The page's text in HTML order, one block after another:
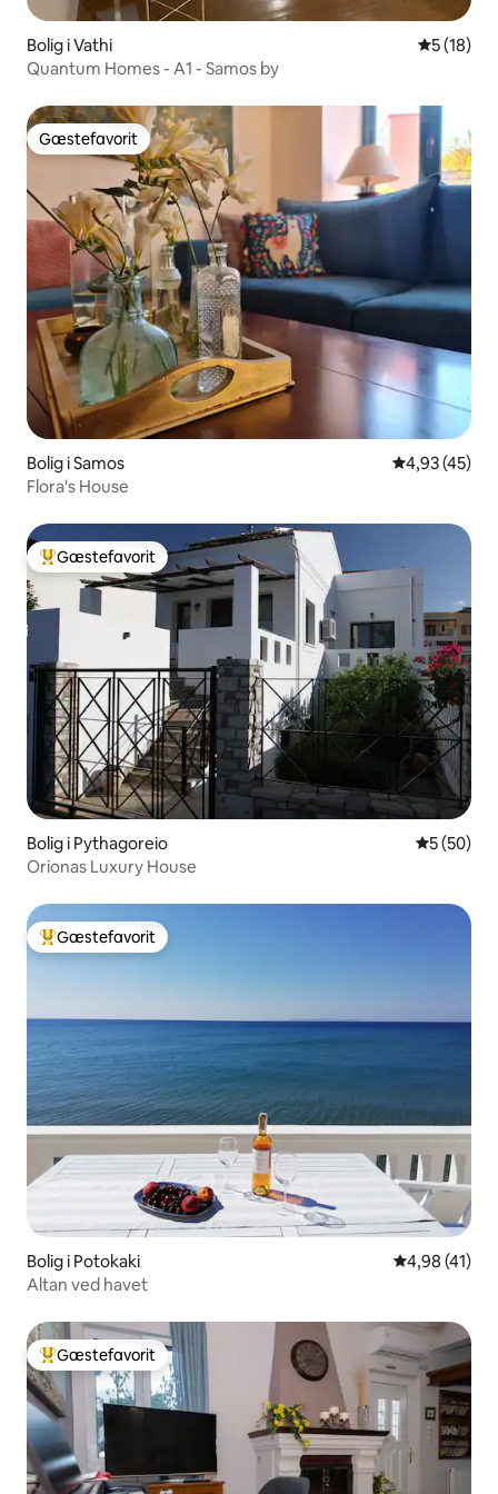
Bolig i Vathi 5 ud af 5 i
5 (18)
Quantum Homes - A1 - Samos by
Gæstefavorit
Gæstefavorit
Bolig i Samos 4,93 ud af 5 i
4,93 (45)
Flora's House
Bedste gæstefavorit
Gæstefavorit
Bolig i Pythagoreio 5 ud af 5 i
5 (50)
Orionas Luxury House
Bedste gæstefavorit
Gæstefavorit
Bolig i Potokaki 4,98 ud af 5
4,98 (41)
Altan ved havet
Bedste gæstefavorit
Gæstefavorit